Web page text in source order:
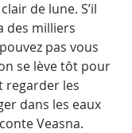
de lune. S’il
des milliers
pas vous
se lève tôt pour
regarder les
dans les eaux
Veasna.